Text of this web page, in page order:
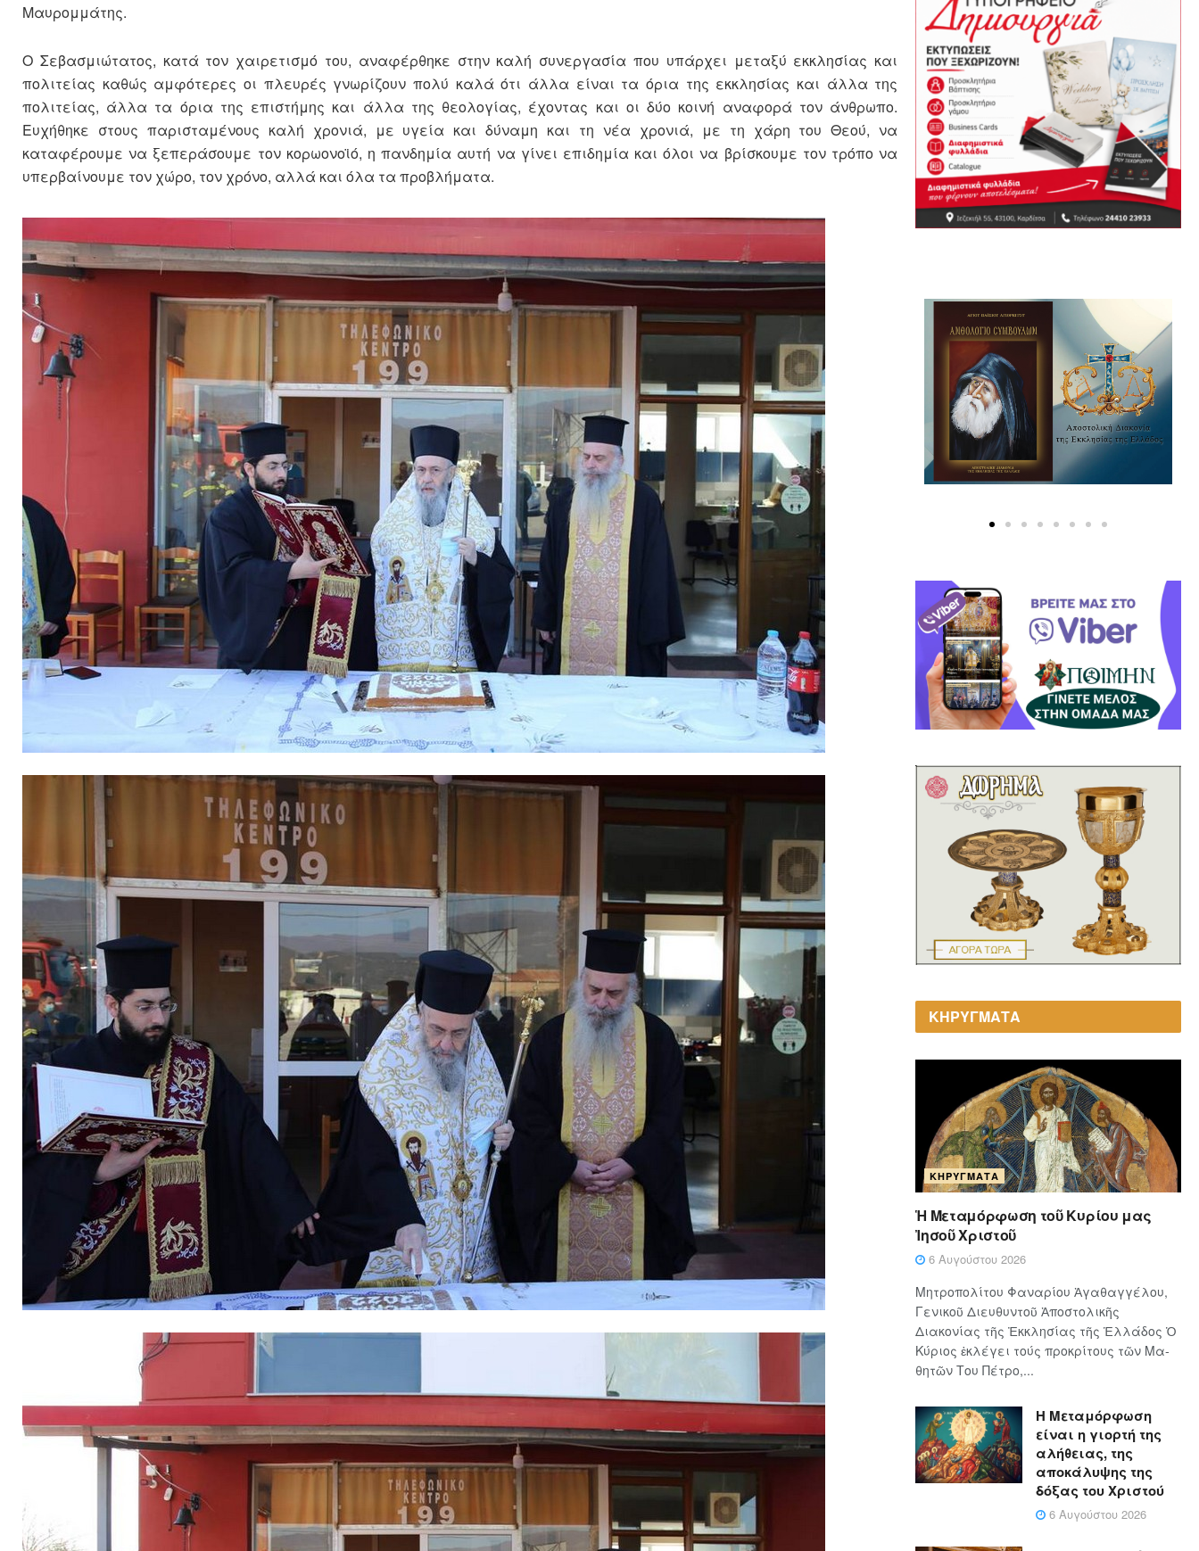
Μαυρομμάτης.
Ο Σεβασμιώτατος, κατά τον χαιρετισμό του, αναφέρθηκε στην καλή συνεργασία που υπάρχει μεταξύ εκκλησίας και
πολιτείας καθώς αμφότερες οι πλευρές γνωρίζουν πολύ καλά ότι άλλα είναι τα όρια της εκκλησίας και άλλα της
πολιτείας, άλλα τα όρια της επιστήμης και άλλα της θεολογίας, έχοντας και οι δύο κοινή αναφορά τον άνθρωπο.
Ευχήθηκε στους παρισταμένους καλή χρονιά, με υγεία και δύναμη και τη νέα χρονιά, με τη χάρη του Θεού, να
καταφέρουμε να ξεπεράσουμε τον κορωονοϊό, η πανδημία αυτή να γίνει επιδημία και όλοι να βρίσκουμε τον τρόπο να
υπερβαίνουμε τον χώρο, τον χρόνο, αλλά και όλα τα προβλήματα.
ΚΗΡΥΓΜΑΤΑ
ΚΗΡΎΓΜΑΤΑ
Ἡ Μεταμόρφωση τοῦ Κυρίου μας
Ἰησοῦ Χριστοῦ
6 Αυγούστου 2026
Μητροπολίτου Φαναρίου Ἀγαθαγγέλου,
Γενικοῦ Διευθυντοῦ Ἀποστολικῆς
Διακονίας τῆς Ἐκκλησίας τῆς Ἑλλάδος Ὁ
Κύ­ρι­ος ἐκλέγει τούς προ­κρί­τους τῶν Μα­
θη­τῶν Του Πέ­τρο,...
Η Μεταμόρφωση
είναι η γιορτή της
αλήθειας, της
αποκάλυψης της
δόξας του Χριστού
6 Αυγούστου 2026